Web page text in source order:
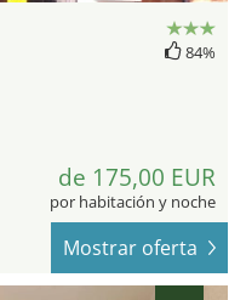
84%
de 175,00 EUR
por habitación y noche
Mostrar oferta